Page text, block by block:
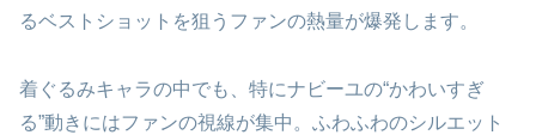
るベストショットを狙うファンの熱量が爆発します。
着ぐるみキャラの中でも、特にナビーユの“かわいすぎ
る”動きにはファンの視線が集中。ふわふわのシルエット